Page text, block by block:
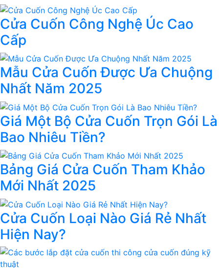
Cửa Cuốn Công Nghệ Úc Cao
Cấp
Mẫu Cửa Cuốn Được Ưa Chuộng
Nhất Năm 2025
Giá Một Bộ Cửa Cuốn Trọn Gói Là
Bao Nhiêu Tiền?
Bảng Giá Cửa Cuốn Tham Khảo
Mới Nhất 2025
Cửa Cuốn Loại Nào Giá Rẻ Nhất
Hiện Nay?